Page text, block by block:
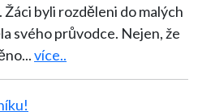
byli rozděleni do malých
svého průvodce. Nejen, že
...více..